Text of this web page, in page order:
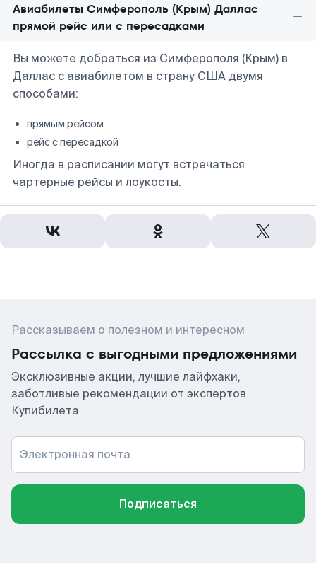
Авиабилеты Симферополь (Крым) Даллас
прямой рейс или с пересадками
Вы можете добраться из Симферополя (Крым) в
Даллас с авиабилетом в страну США двумя
способами:
прямым рейсом
рейс с пересадкой
Иногда в расписании могут встречаться
чартерные рейсы и лоукосты.
Рассказываем о полезном и интересном
Рассылка с выгодными предложениями
Эксклюзивные акции, лучшие лайфхаки,
заботливые рекомендации от экспертов
Купибилета
Электронная почта
Подписаться